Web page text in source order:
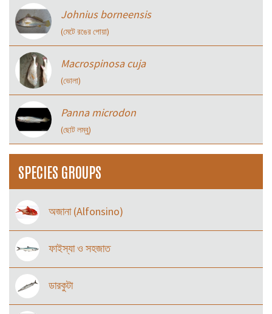
Johnius borneensis
(মেটে রঙের পোয়া)
Macrospinosa cuja
(ভোলা)
Panna microdon
(ছোট লম্বু)
SPECIES GROUPS
অজানা (Alfonsino)
ফাইস্যা ও সহজাত
ডারকুটা